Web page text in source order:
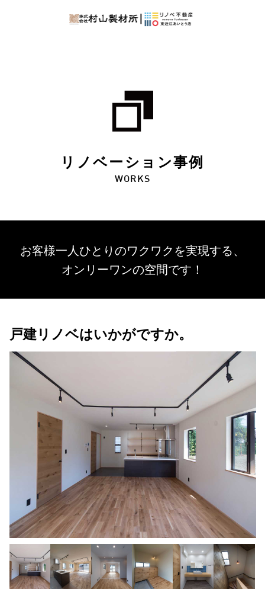
リノベーション事例
WORKS
お客様一人ひとりのワクワクを実現する、
オンリーワンの空間です！
戸建リノベはいかがですか。